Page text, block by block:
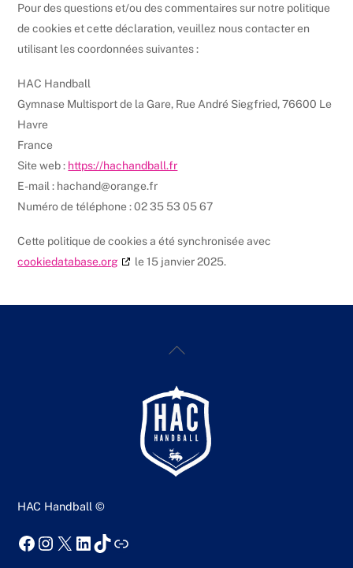
Pour des questions et/ou des commentaires sur notre politique
de cookies et cette déclaration, veuillez nous contacter en
utilisant les coordonnées suivantes :
HAC Handball
Gymnase Multisport de la Gare, Rue André Siegfried, 76600 Le
Havre
France
Site web : https://hachandball.fr
E-mail : hachand@orange.fr
Numéro de téléphone : 02 35 53 05 67
Cette politique de cookies a été synchronisée avec
cookiedatabase.org
le 15 janvier 2025.
Back
Top
HAC Handball ©
Facebook
Instagram
X LinkedIn
TikTok
Lien